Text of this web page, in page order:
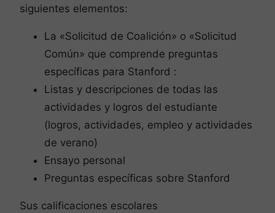
siguientes elementos:
La «Solicitud de Coalición» o «Solicitud
Común» que comprende preguntas
específicas para Stanford :
Listas y descripciones de todas las
actividades y logros del estudiante
(logros, actividades, empleo y actividades
de verano)
Ensayo personal
Preguntas específicas sobre Stanford
Sus calificaciones escolares